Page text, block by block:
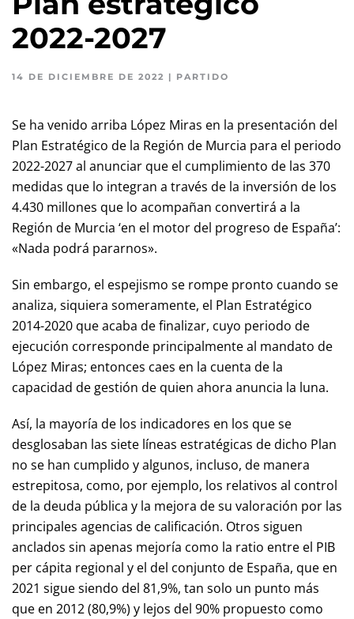
2022-2027
14 DE DICIEMBRE DE 2022 | PARTIDO
Se ha venido arriba López Miras en la presentación del
Plan Estratégico de la Región de Murcia para el periodo
2022-2027 al anunciar que el cumplimiento de las 370
medidas que lo integran a través de la inversión de los
4.430 millones que lo acompañan convertirá a la
Región de Murcia ‘en el motor del progreso de España’:
«Nada podrá pararnos».
Sin embargo, el espejismo se rompe pronto cuando se
analiza, siquiera someramente, el Plan Estratégico
2014-2020 que acaba de finalizar, cuyo periodo de
ejecución corresponde principalmente al mandato de
López Miras; entonces caes en la cuenta de la
capacidad de gestión de quien ahora anuncia la luna.
Así, la mayoría de los indicadores en los que se
desglosaban las siete líneas estratégicas de dicho Plan
no se han cumplido y algunos, incluso, de manera
estrepitosa, como, por ejemplo, los relativos al control
de la deuda pública y la mejora de su valoración por las
principales agencias de calificación. Otros siguen
anclados sin apenas mejoría como la ratio entre el PIB
per cápita regional y el del conjunto de España, que en
2021 sigue siendo del 81,9%, tan solo un punto más
que en 2012 (80,9%) y lejos del 90% propuesto como